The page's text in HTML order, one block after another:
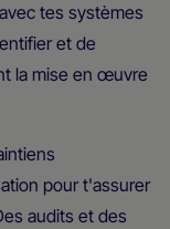
tes systèmes
et de
la mise en œuvre
pour t'assurer
audits et des